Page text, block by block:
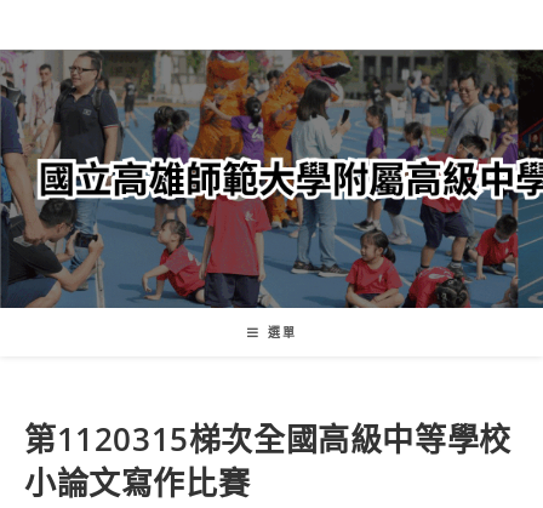
轉
至
主
內
容
選單
第1120315梯次全國高級中等學校
小論文寫作比賽